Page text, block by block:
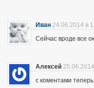
Иван 24.06.2014 в
Сейчас вроде все
Алексей
с коментами